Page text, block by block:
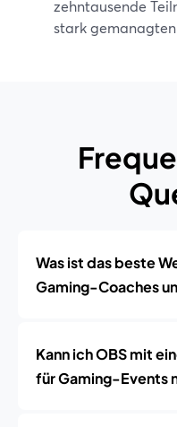
zehntausende
stark
Was ist das beste
Gaming-Coaches
Kann ich OBS mit
für Gaming-Events